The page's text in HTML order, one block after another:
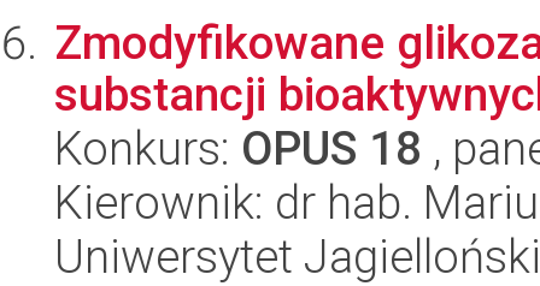
Zmodyfikowane
substancji
Konkurs: OPUS 18 ,
Kierownik: dr hab.
Uniwersytet